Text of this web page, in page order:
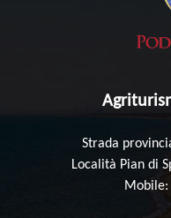
Strada
Località Pian di
Mobile: